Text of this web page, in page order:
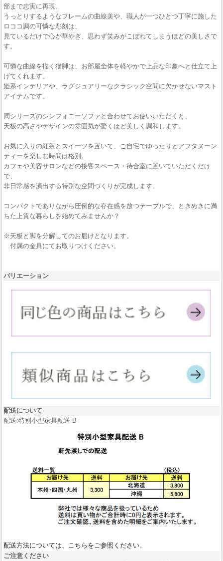
部まで忠実に再現。
うっとりするようなフレームの曲線美や、職人が一つひとつ丁寧に施した
ロココ調の可憐な彫刻は、
見ているだけで心が華やぎ、思わず笑みがこぼれてしまうほどの美しさで
す。
可憐な曲線を描く猫脚は、お部屋全体を軽やかで上品な印象へと仕立て上
げてくれます。
姫系インテリアや、ラグジュアリーなクラシック空間に欠かせないマスト
アイテムです。
同シリーズのシンフォニーソファと合わせてお使いいただくと、
天板の高さやデザインの雰囲気が驚くほど美しく調和します。
お気に入りの紅茶とスイーツを置いて、ご自宅でゆったりとアフタヌーン
ティーを楽しむ時間は格別。
カフェや美容サロンなどの接客スペース・待合室に置いていただくだけ
で、
非日常感を演出する特別な空間づくりが完成します。
コンパクトでありながら圧倒的な存在感を放つテーブルで、ときめきに満
ちた上質な暮らしを始めてみませんか？
※天板と脚を分解してのお届けとなります。
付属の金具にてお取りつけください。
バリエーション
配送について
配送:特別小型家具配送 B
配送方法については、こちらをご参照ください。
ご注意ください